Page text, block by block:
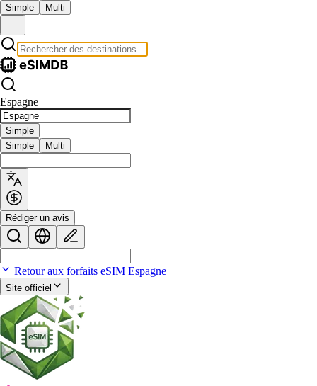
Simple Multi
Espagne
Simple
Simple
Multi
Rédiger un avis
Retour aux forfaits eSIM Espagne
Site officiel